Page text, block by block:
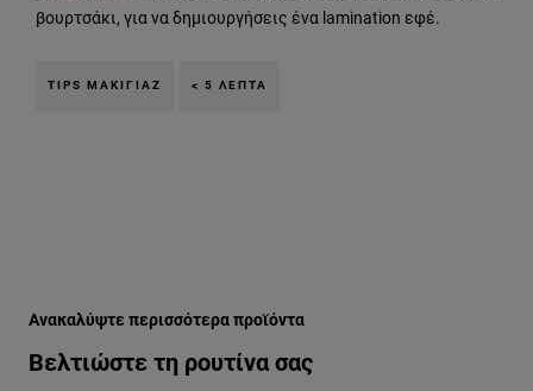
βουρτσάκι, για να δημιουργήσεις ένα lamination εφέ.
TIPS ΜΑΚΙΓΙΆΖ < 5 ΛΕΠΤΆ
Βελτιώστε τη ρουτίνα σας
Ανακαλύψτε περισσότερα προϊόντα